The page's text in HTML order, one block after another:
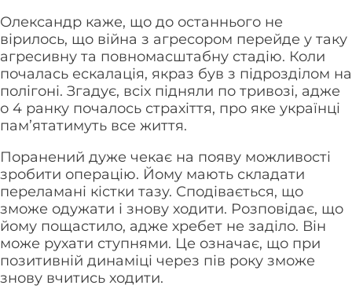
Олександр каже, що до останнього не
вірилось, що війна з агресором перейде у таку
агресивну та повномасштабну стадію. Коли
почалась ескалація, якраз був з підрозділом на
полігоні. Згадує, всіх підняли по тривозі, адже
о 4 ранку почалось страхіття, про яке українці
пам’ятатимуть все життя.
Поранений дуже чекає на появу можливості
зробити операцію. Йому мають складати
переламані кістки тазу. Сподівається, що
зможе одужати і знову ходити. Розповідає, що
йому пощастило, адже хребет не заділо. Він
може рухати ступнями. Це означає, що при
позитивній динаміці через пів року зможе
знову вчитись ходити.